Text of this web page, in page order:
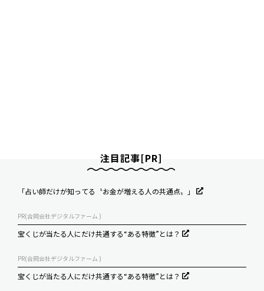
注目記事[PR]
「占い師だけが知ってる〝お金が増える人の共通点〟」
PR(合同会社デジタルファーム )
宝くじが当たる人にだけ共通する“ある特徴”とは？
PR(合同会社デジタルファーム )
宝くじが当たる人にだけ共通する“ある特徴”とは？